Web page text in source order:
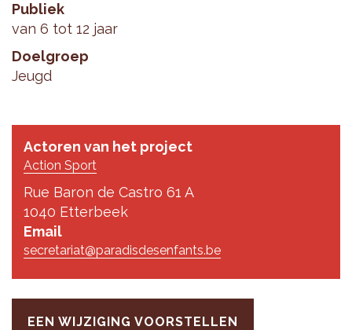
Publiek
van 6 tot 12 jaar
Doelgroep
Jeugd
Actoren van het project
Action Sport
Rue Baron de Castro 61 A
1040 Etterbeek
Email
secretariat@paradisdesenfants.be
EEN WIJZIGING VOORSTELLEN